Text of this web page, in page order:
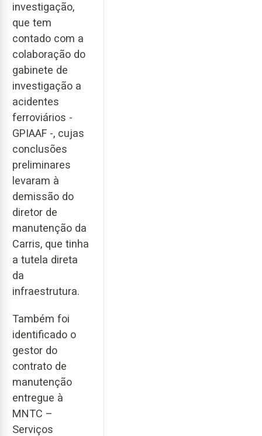
investigação,
que tem
contado com a
colaboração do
gabinete de
investigação a
acidentes
ferroviários -
GPIAAF -, cujas
conclusões
preliminares
levaram à
demissão do
diretor de
manutenção da
Carris, que tinha
a tutela direta
da
infraestrutura.
Também foi
identificado o
gestor do
contrato de
manutenção
entregue à
MNTC –
Serviços